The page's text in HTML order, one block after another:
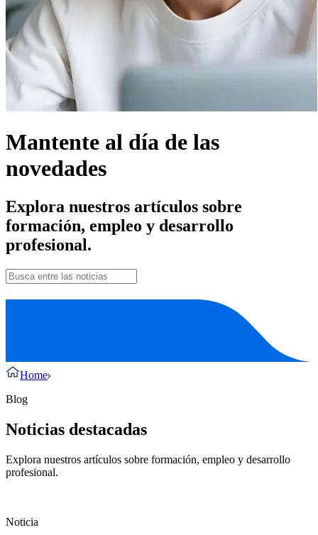
Mantente al día de las
novedades
Explora nuestros artículos sobre
formación, empleo y desarrollo
profesional.
Home
Blog
Noticias destacadas
Explora nuestros artículos sobre formación, empleo y desarrollo
profesional.
Noticia